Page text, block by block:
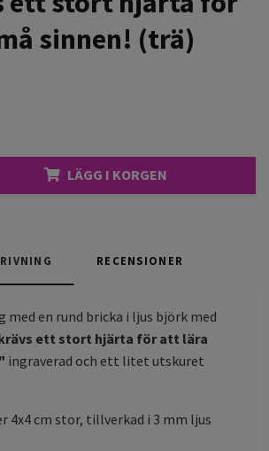
sinnen! (trä)
LÄGG I KORGEN
RECENSIONER
med en rund bricka i ljus björk med
ett stort hjärta för att lära
ingraverad och ett litet utskuret
4x4 cm stor, tillverkad i 3 mm ljus